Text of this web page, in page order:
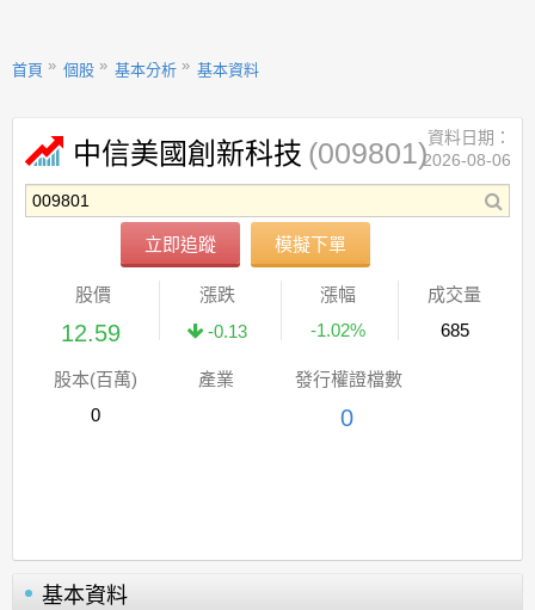
首頁 個股 基本分析 基本資料
中信美國創新科技 (009801)
立即追蹤 模擬下單
資料日期：
2026-08-06
股價
12.59
漲跌
-0.13
漲幅
-1.02%
成交量
685
股本(百萬)
0
產業 發行權證檔數
0
基本資料